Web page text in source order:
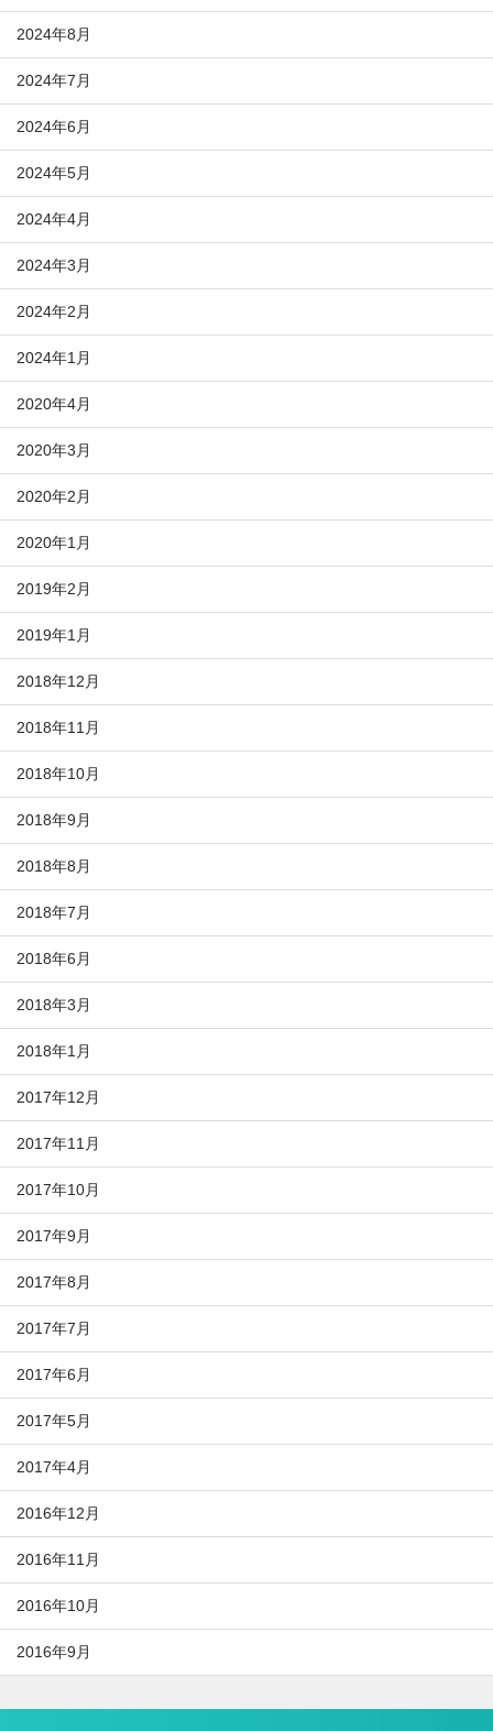
2024年8月
2024年7月
2024年6月
2024年5月
2024年4月
2024年3月
2024年2月
2024年1月
2020年4月
2020年3月
2020年2月
2020年1月
2019年2月
2019年1月
2018年12月
2018年11月
2018年10月
2018年9月
2018年8月
2018年7月
2018年6月
2018年3月
2018年1月
2017年12月
2017年11月
2017年10月
2017年9月
2017年8月
2017年7月
2017年6月
2017年5月
2017年4月
2016年12月
2016年11月
2016年10月
2016年9月